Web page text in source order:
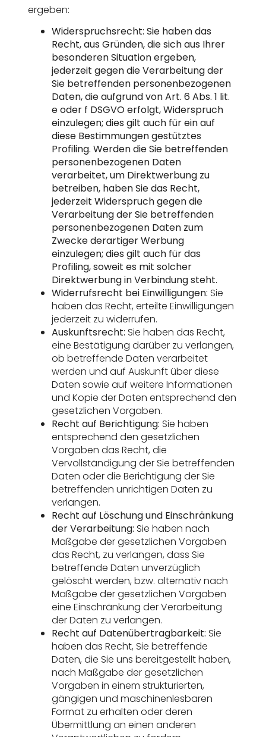
ergeben:
Widerspruchsrecht: Sie haben das
Recht, aus Gründen, die sich aus Ihrer
besonderen Situation ergeben,
jederzeit gegen die Verarbeitung der
Sie betreffenden personenbezogenen
Daten, die aufgrund von Art. 6 Abs. 1 lit.
e oder f DSGVO erfolgt, Widerspruch
einzulegen; dies gilt auch für ein auf
diese Bestimmungen gestütztes
Profiling. Werden die Sie betreffenden
personenbezogenen Daten
verarbeitet, um Direktwerbung zu
betreiben, haben Sie das Recht,
jederzeit Widerspruch gegen die
Verarbeitung der Sie betreffenden
personenbezogenen Daten zum
Zwecke derartiger Werbung
einzulegen; dies gilt auch für das
Profiling, soweit es mit solcher
Direktwerbung in Verbindung steht.
Widerrufsrecht bei Einwilligungen: Sie
haben das Recht, erteilte Einwilligungen
jederzeit zu widerrufen.
Auskunftsrecht: Sie haben das Recht,
eine Bestätigung darüber zu verlangen,
ob betreffende Daten verarbeitet
werden und auf Auskunft über diese
Daten sowie auf weitere Informationen
und Kopie der Daten entsprechend den
gesetzlichen Vorgaben.
Recht auf Berichtigung: Sie haben
entsprechend den gesetzlichen
Vorgaben das Recht, die
Vervollständigung der Sie betreffenden
Daten oder die Berichtigung der Sie
betreffenden unrichtigen Daten zu
verlangen.
Recht auf Löschung und Einschränkung
der Verarbeitung: Sie haben nach
Maßgabe der gesetzlichen Vorgaben
das Recht, zu verlangen, dass Sie
betreffende Daten unverzüglich
gelöscht werden, bzw. alternativ nach
Maßgabe der gesetzlichen Vorgaben
eine Einschränkung der Verarbeitung
der Daten zu verlangen.
Recht auf Datenübertragbarkeit: Sie
haben das Recht, Sie betreffende
Daten, die Sie uns bereitgestellt haben,
nach Maßgabe der gesetzlichen
Vorgaben in einem strukturierten,
gängigen und maschinenlesbaren
Format zu erhalten oder deren
Übermittlung an einen anderen